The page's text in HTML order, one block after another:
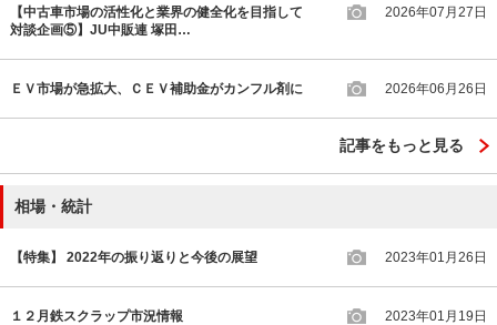
【中古車市場の活性化と業界の健全化を目指して
対談企画⑤】JU中販連 塚田…
2026年07月27日
ＥＶ市場が急拡大、ＣＥＶ補助金がカンフル剤に 2026年06月26日
記事をもっと見る
相場・統計
【特集】 2022年の振り返りと今後の展望 2023年01月26日
１２月鉄スクラップ市況情報 2023年01月19日